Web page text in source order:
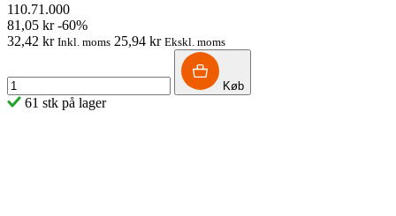
110.71.000
81,05 kr -60%
32,42 kr Inkl. moms 25,94 kr Ekskl. moms
Køb
61 stk på lager